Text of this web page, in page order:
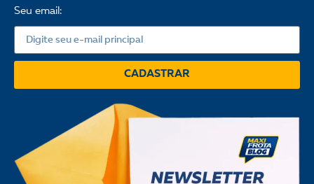
Seu email:
CADASTRAR